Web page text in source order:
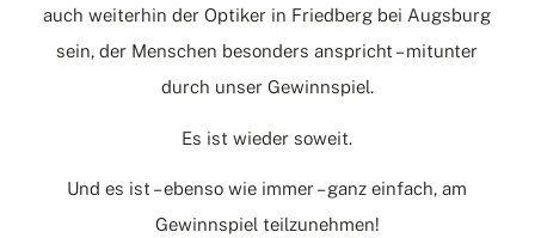
auch weiterhin der Optiker in Friedberg bei Augsburg
sein, der Menschen besonders anspricht – mitunter
durch unser Gewinnspiel.
Es ist wieder soweit.
Und es ist – ebenso wie immer – ganz einfach, am
Gewinnspiel teilzunehmen!